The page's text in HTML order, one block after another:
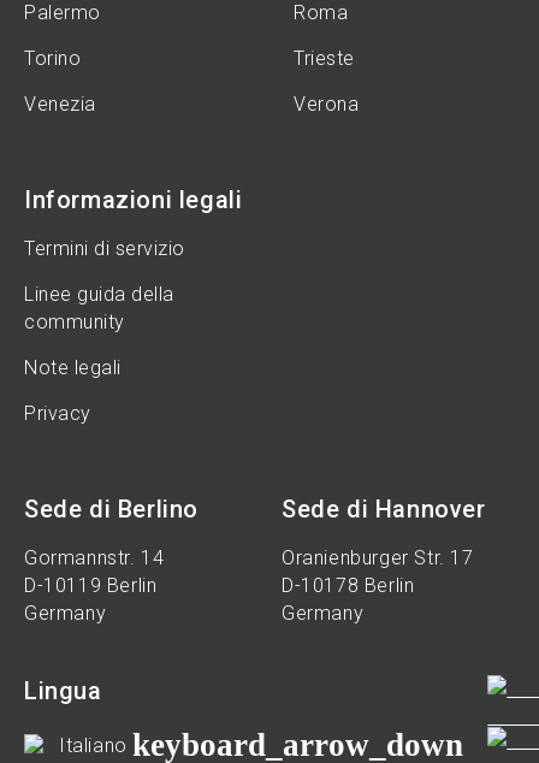
Palermo
Roma
Torino
Trieste
Venezia
Verona
Informazioni legali
Termini di servizio
Linee guida della
community
Note legali
Privacy
Sede di Berlino
Gormannstr. 14
D-10119 Berlin
Germany
Sede di Hannover
Oranienburger Str. 17
D-10178 Berlin
Germany
Lingua
Italiano keyboard_arrow_down